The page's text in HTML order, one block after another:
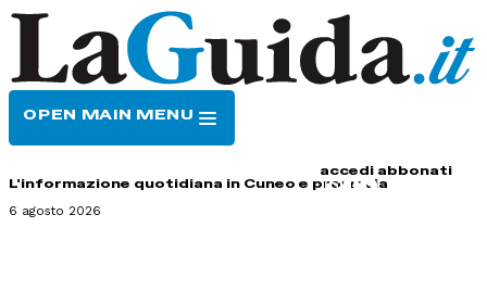
OPEN MAIN MENU
accedi abbonati
L'informazione quotidiana in Cuneo e provincia
6 agosto 2026